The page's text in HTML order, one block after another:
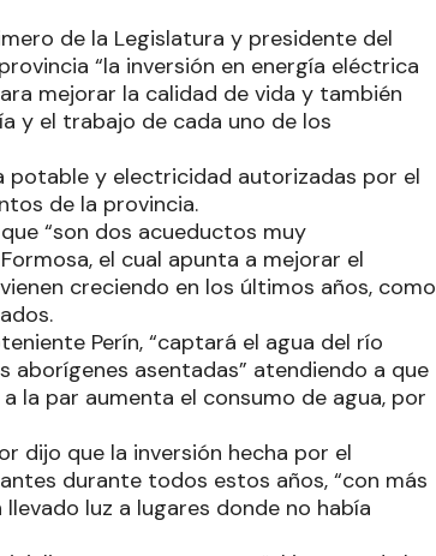
de la Legislatura y presidente del
“la inversión en energía eléctrica
mejorar la calidad de vida y también
y el trabajo de cada uno de los
potable y electricidad autorizadas por el
de la provincia.
“son dos acueductos muy
el cual apunta a mejorar el
creciendo en los últimos años, como
Perín, “captará el agua del río
aborígenes asentadas” atendiendo a que
la par aumenta el consumo de agua, por
dijo que la inversión hecha por el
durante todos estos años, “con más
luz a lugares donde no había